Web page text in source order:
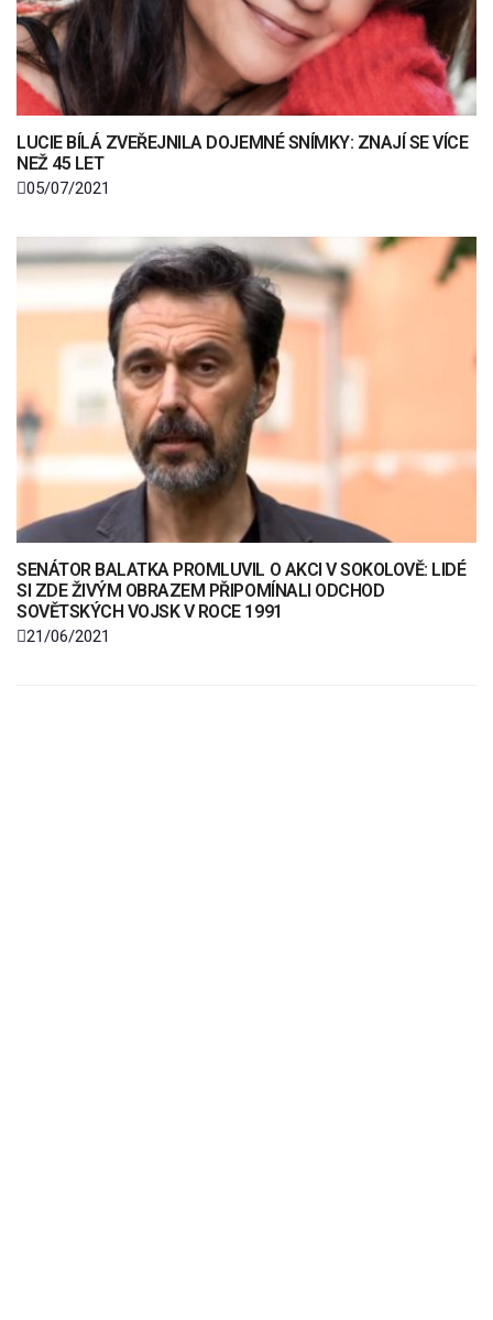
LUCIE BÍLÁ ZVEŘEJNILA DOJEMNÉ SNÍMKY: ZNAJÍ SE VÍCE
NEŽ 45 LET
05/07/2021
SENÁTOR BALATKA PROMLUVIL O AKCI V SOKOLOVĚ: LIDÉ
SI ZDE ŽIVÝM OBRAZEM PŘIPOMÍNALI ODCHOD
SOVĚTSKÝCH VOJSK V ROCE 1991
21/06/2021